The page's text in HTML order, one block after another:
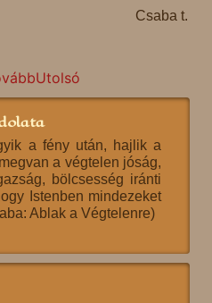
Csaba t.
Utolsó
a fény után, hajlik a
a végtelen jóság,
bölcsesség iránti
Istenben mindezeket
Ablak a Végtelenre)